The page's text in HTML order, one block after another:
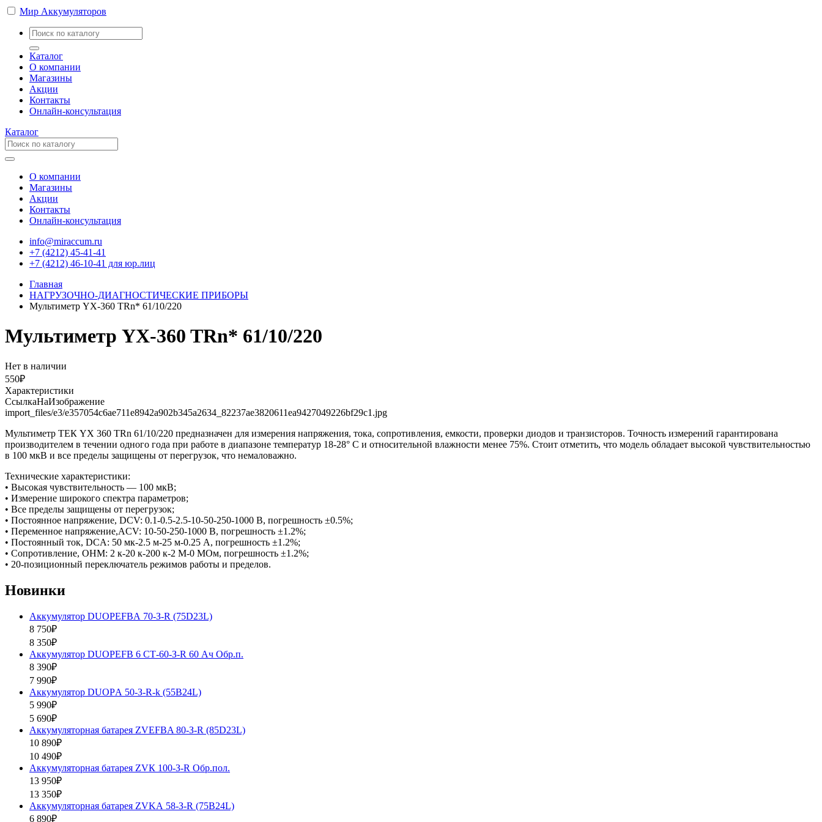
Мир Аккумуляторов
Каталог
О компании
Магазины
Акции
Контакты
Онлайн-консультация
Каталог
О компании
Магазины
Акции
Контакты
Онлайн-консультация
info@miraccum.ru
+7 (4212) 45-41-41
+7 (4212) 46-10-41 для юр.лиц
Главная
НАГРУЗОЧНО-ДИАГНОСТИЧЕСКИЕ ПРИБОРЫ
Мультиметр YX-360 TRn* 61/10/220
Мультиметр YX-360 TRn* 61/10/220
Нет в наличии
550₽
Характеристики
СсылкаНаИзображение
import_files/e3/e357054c6ae711e8942a902b345a2634_82237ae3820611ea9427049226bf29c1.jpg
Мультиметр ТЕК YX 360 TRn 61/10/220 предназначен для измерения напряжения, тока, сопротивления, емкости, проверки диодов и транзисторов. Точность измерений гарантирована
производителем в течении одного года при работе в диапазоне температур 18-28° С и относительной влажности менее 75%. Стоит отметить, что модель обладает высокой чувствительностью
в 100 мкВ и все пределы защищены от перегрузок, что немаловажно.
Технические характеристики:
• Высокая чувствительность — 100 мкВ;
• Измерение широкого спектра параметров;
• Все пределы защищены от перегрузок;
• Постоянное напряжение, DCV: 0.1-0.5-2.5-10-50-250-1000 В, погрешность ±0.5%;
• Переменное напряжение,ACV: 10-50-250-1000 В, погрешность ±1.2%;
• Постоянный ток, DCA: 50 мк-2.5 м-25 м-0.25 А, погрешность ±1.2%;
• Сопротивление, OHM: 2 к-20 к-200 к-2 М-0 МОм, погрешность ±1.2%;
• 20-позиционный переключатель режимов работы и пределов.
Новинки
Аккумулятор DUOPEFBА 70-З-R (75D23L)
8 750₽
8 350₽
Аккумулятор DUOPEFB 6 СТ-60-З-R 60 Ач Обр.п.
8 390₽
7 990₽
Аккумулятор DUOPА 50-З-R-k (55B24L)
5 990₽
5 690₽
Аккумуляторная батарея ZVEFBA 80-З-R (85D23L)
10 890₽
10 490₽
Аккумуляторная батарея ZVК 100-З-R Обр.пол.
13 950₽
13 350₽
Аккумуляторная батарея ZVKА 58-З-R (75B24L)
6 890₽